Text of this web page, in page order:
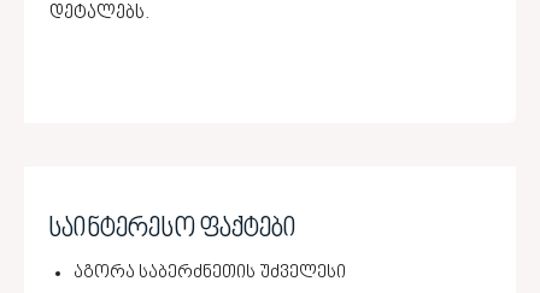
დეტალებს.
საინტერესო ფაქტები
აგორა საბერძნეთის უძველესი